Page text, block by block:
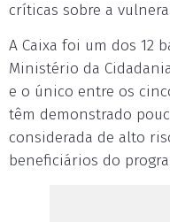
críticas sobre a
A Caixa foi um dos 12
Ministério da
e o único entre os
têm demonstrado
considerada de alto
beneficiários do